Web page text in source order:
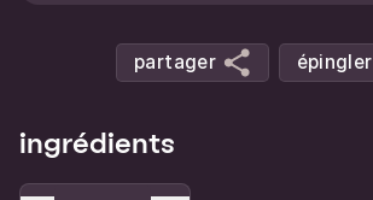
partager épingler
ingrédients